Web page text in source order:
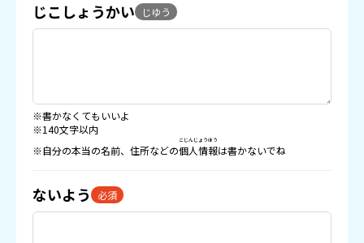
じこしょうかい じゆう
※書かなくてもいいよ
※140文字以内
※自分の本当の名前、住所などの個人情報
こじんじょうほう
は書かないでね
ないよう 必須